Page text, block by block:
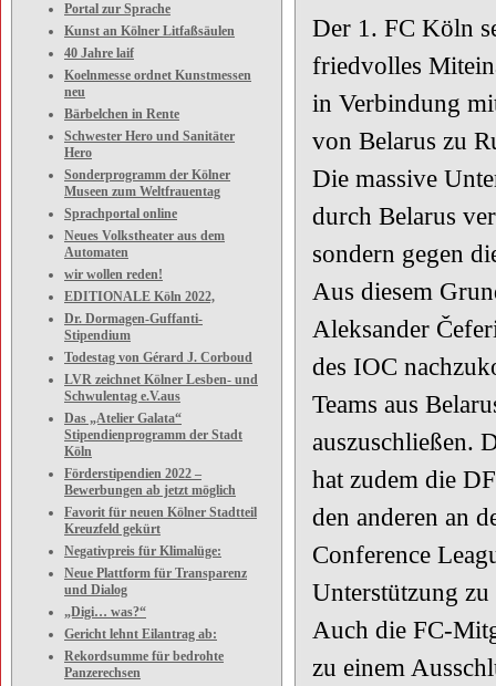
Portal zur Sprache
Kunst an Kölner Litfaßsäulen
40 Jahre laif
Koelnmesse ordnet Kunstmessen
neu
Bärbelchen in Rente
Schwester Hero und Sanitäter
Hero
Sonderprogramm der Kölner
Museen zum Weltfrauentag
Sprachportal online
Neues Volkstheater aus dem
Automaten
wir wollen reden!
EDITIONALE Köln 2022,
Dr. Dormagen-Guffanti-
Stipendium
Todestag von Gérard J. Corboud
LVR zeichnet Kölner Lesben- und
Schwulentag e.V.aus
Das „Atelier Galata“
Stipendienprogramm der Stadt
Köln
Förderstipendien 2022 –
Bewerbungen ab jetzt möglich
Favorit für neuen Kölner Stadtteil
Kreuzfeld gekürt
Negativpreis für Klimalüge:
Neue Plattform für Transparenz
und Dialog
„Digi… was?“
Gericht lehnt Eilantrag ab:
Rekordsumme für bedrohte
Panzerechsen
Der 1. FC Köln
friedvolles
in Verbindung
von Belarus zu
Die massive
durch Belarus
sondern gegen
Aus diesem
Aleksander
des IOC
Teams aus
auszuschließen.
hat zudem die
den anderen an
Conference
Unterstützung
Auch die FC-
zu einem